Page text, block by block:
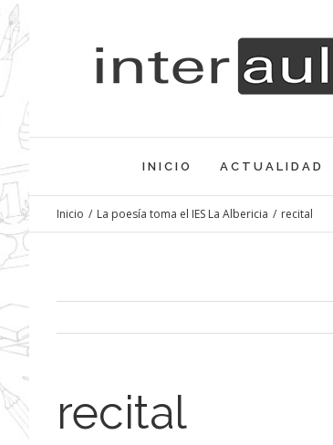
Saltar
al
INICIO ACTUALIDAD
Inicio / La poesía toma el IES La Albericia / recital
recital